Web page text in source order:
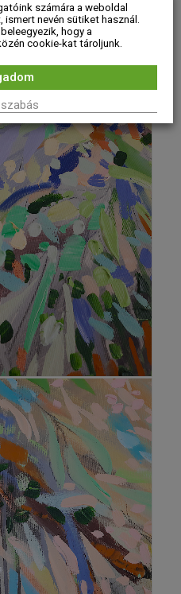
számára a weboldal
nevén sütiket használ.
hogy a
cookie-kat tároljunk.